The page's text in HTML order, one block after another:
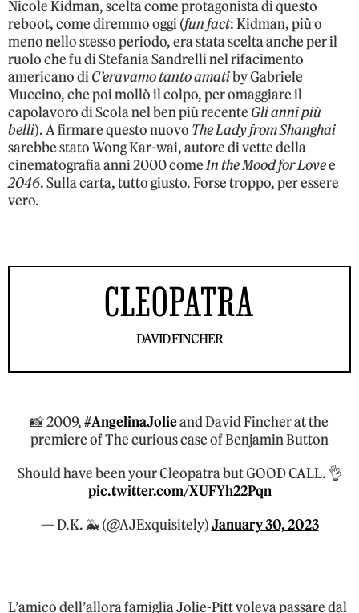
Nicole Kidman, scelta come protagonista di questo
reboot, come diremmo oggi (fun fact: Kidman, più o
meno nello stesso periodo, era stata scelta anche per il
ruolo che fu di Stefania Sandrelli nel rifacimento
americano diC’eravamo tanto amatiby Gabriele
Muccino, che poi mollò il colpo, per omaggiare il
capolavoro di Scola nel ben più recente Gli anni più
belli). A firmare questo nuovo The Lady from Shanghai
sarebbe stato Wong Kar-wai, autore di vette della
cinematografia anni 2000 comeIn the Mood for Lovee
2046. Sulla carta, tutto giusto. Forse troppo, per essere
vero.
CLEOPATRA
DAVID FINCHER
📸 2009,#AngelinaJolieand David Fincher at the
premiere of The curious case of Benjamin Button
Should have been your Cleopatra but GOOD CALL. 👌
pic.twitter.com/XUFYh22Pqn
— D.K. 🐳 (@AJExquisitely)January 30, 2023
L’amico dell’allora famiglia Jolie-Pitt voleva passare dal